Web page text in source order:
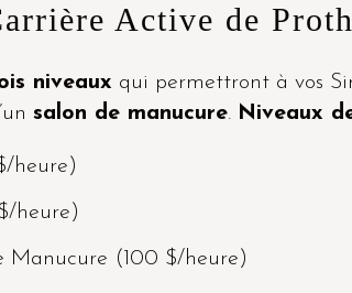
Active de
niveaux qui permettront à vos
salon de manucure. Niveaux
heure)
heure)
Manucure (100 $/heure)